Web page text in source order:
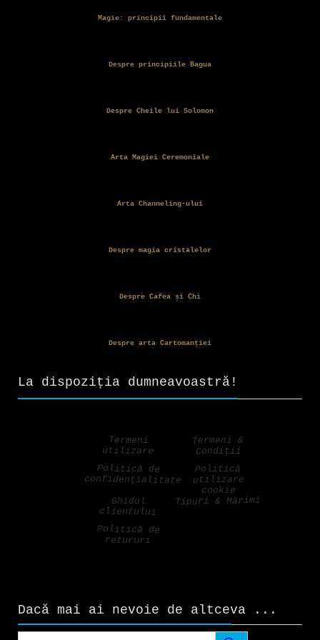
Magie: principii fundamentale
Despre principiile Bagua
Despre Cheile lui Solomon
Arta Magiei Ceremoniale
Arta Channeling-ului
Despre magia cristalelor
Despre Cafea și Chi
Despre arta Cartomanției
La dispoziția dumneavoastră!
Termeni
utilizare
Termeni &
Condiții
Politică de
confidențialitate
Politică
utilizare
cookie
Ghidul
clientului
Tipuri & Mărimi
Politică de
retururi
Dacă mai ai nevoie de altceva ...